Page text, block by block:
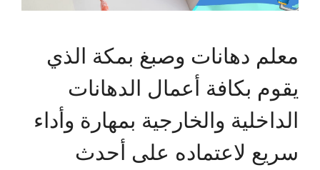
معلم دهانات وصبغ بمكة الذي
يقوم بكافة أعمال الدهانات
الداخلية والخارجية بمهارة وأداء
سريع لاعتماده على أحدث